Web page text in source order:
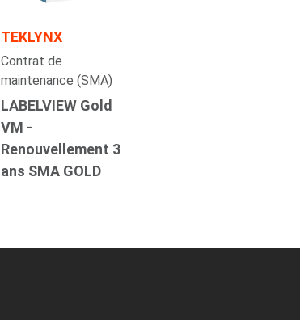
TEKLYNX
Contrat de
maintenance (SMA)
LABELVIEW Gold
VM -
Renouvellement 3
ans SMA GOLD